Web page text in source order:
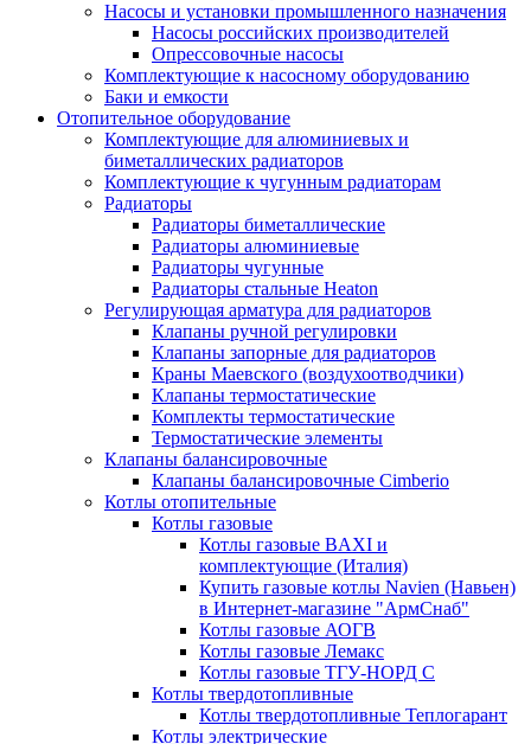
Насосы и установки промышленного назначения
Насосы российских производителей
Опрессовочные насосы
Комплектующие к насосному оборудованию
Баки и емкости
Отопительное оборудование
Комплектующие для алюминиевых и
биметаллических радиаторов
Комплектующие к чугунным радиаторам
Радиаторы
Радиаторы биметаллические
Радиаторы алюминиевые
Радиаторы чугунные
Радиаторы стальные Heaton
Регулирующая арматура для радиаторов
Клапаны ручной регулировки
Клапаны запорные для радиаторов
Краны Маевского (воздухоотводчики)
Клапаны термостатические
Комплекты термостатические
Термостатические элементы
Клапаны балансировочные
Клапаны балансировочные Cimberio
Котлы отопительные
Котлы газовые
Котлы газовые BAXI и
комплектующие (Италия)
Купить газовые котлы Navien (Навьен)
в Интернет-магазине "АрмСнаб"
Котлы газовые АОГВ
Котлы газовые Лемакс
Котлы газовые ТГУ-НОРД С
Котлы твердотопливные
Котлы твердотопливные Теплогарант
Котлы электрические